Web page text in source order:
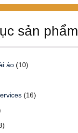
chọn
trang
sản phẩm
áo (10)
(16)